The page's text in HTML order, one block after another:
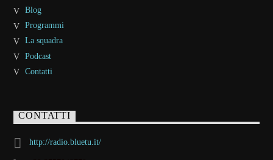
Blog
Programmi
La squadra
Podcast
Contatti
CONTATTI
http://radio.bluetu.it/